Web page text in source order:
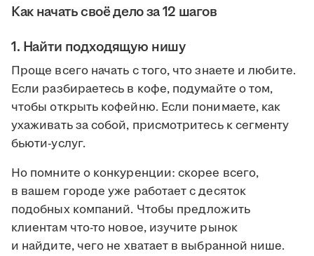
Как начать своё дело за 12 шагов
1. Найти подходящую нишу
Проще всего начать с того, что знаете и любите.
Если разбираетесь в кофе, подумайте о том,
чтобы открыть кофейню. Если понимаете, как
ухаживать за собой, присмотритесь к сегменту
бьюти-услуг.
Но помните о конкуренции: скорее всего,
в вашем городе уже работает с десяток
подобных компаний. Чтобы предложить
клиентам что-то новое, изучите рынок
и найдите, чего не хватает в выбранной нише.